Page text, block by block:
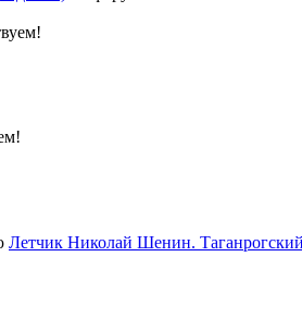
Летчик Николай Шенин.